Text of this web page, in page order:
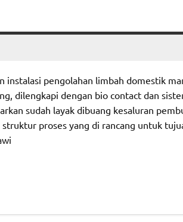
pengolahan limbah domestik
dilengkapi dengan bio contact dan
sudah layak dibuang kesaluran
proses yang di rancang untuk